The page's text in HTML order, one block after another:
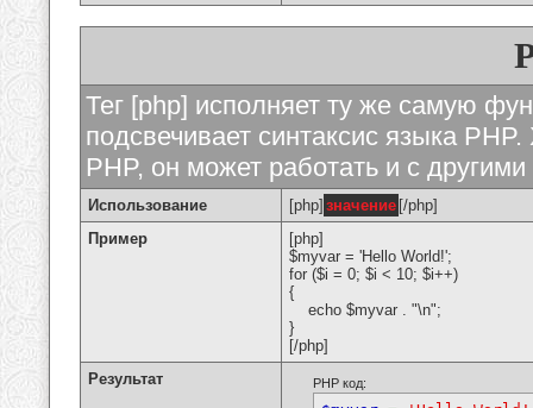
Тег [php] исполняет ту же самую
подсвечивает синтаксис языка
PHP, он может работать и с
Использование [php] значение [/php]
Пример
[php]
$myvar = 'Hello World!';
for ($i = 0; $i < 10; $i++)
{
echo $myvar . "\n";
}
[/php]
Результат
PHP код: